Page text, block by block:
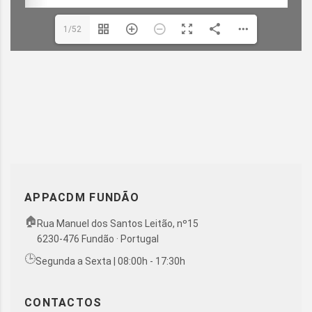
1/52
APPACDM FUNDÃO
🏠 Rua Manuel dos Santos Leitão, nº15
6230-476 Fundão · Portugal
🕒Segunda a Sexta | 08:00h - 17:30h
CONTACTOS